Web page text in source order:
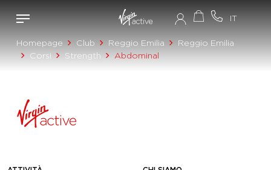
Homepage Club Reggio Emilia
Reggio Emilia
Corsi
Strength Abdominal